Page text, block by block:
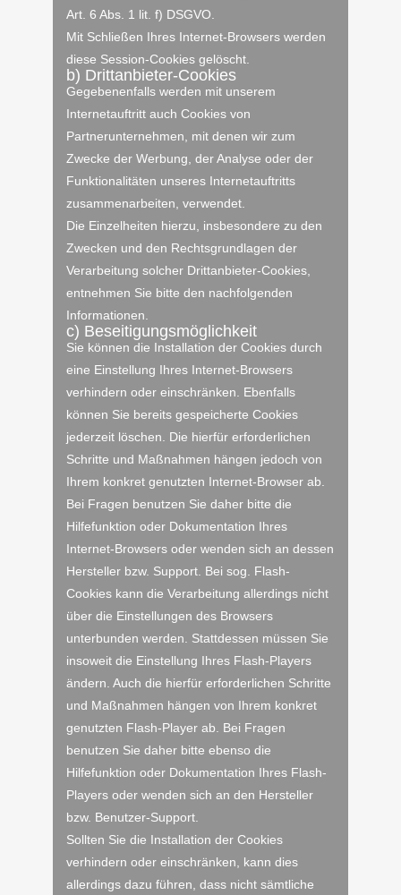
Art. 6 Abs. 1 lit. f) DSGVO.
Mit Schließen Ihres Internet-Browsers werden
diese Session-Cookies gelöscht.
b) Drittanbieter-Cookies
Gegebenenfalls werden mit unserem
Internetauftritt auch Cookies von
Partnerunternehmen, mit denen wir zum
Zwecke der Werbung, der Analyse oder der
Funktionalitäten unseres Internetauftritts
zusammenarbeiten, verwendet.
Die Einzelheiten hierzu, insbesondere zu den
Zwecken und den Rechtsgrundlagen der
Verarbeitung solcher Drittanbieter-Cookies,
entnehmen Sie bitte den nachfolgenden
Informationen.
c) Beseitigungsmöglichkeit
Sie können die Installation der Cookies durch
eine Einstellung Ihres Internet-Browsers
verhindern oder einschränken. Ebenfalls
können Sie bereits gespeicherte Cookies
jederzeit löschen. Die hierfür erforderlichen
Schritte und Maßnahmen hängen jedoch von
Ihrem konkret genutzten Internet-Browser ab.
Bei Fragen benutzen Sie daher bitte die
Hilfefunktion oder Dokumentation Ihres
Internet-Browsers oder wenden sich an dessen
Hersteller bzw. Support. Bei sog. Flash-
Cookies kann die Verarbeitung allerdings nicht
über die Einstellungen des Browsers
unterbunden werden. Stattdessen müssen Sie
insoweit die Einstellung Ihres Flash-Players
ändern. Auch die hierfür erforderlichen Schritte
und Maßnahmen hängen von Ihrem konkret
genutzten Flash-Player ab. Bei Fragen
benutzen Sie daher bitte ebenso die
Hilfefunktion oder Dokumentation Ihres Flash-
Players oder wenden sich an den Hersteller
bzw. Benutzer-Support.
Sollten Sie die Installation der Cookies
verhindern oder einschränken, kann dies
allerdings dazu führen, dass nicht sämtliche